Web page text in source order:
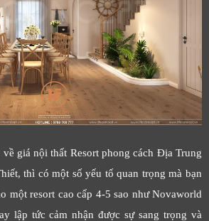
giá nội thất Resort phong cách Địa Trung
thì có một số yếu tố quan trọng mà bạn
một resort cao cấp 4-5 sao như Novaworld
lập tức cảm nhận được sự sang trọng và